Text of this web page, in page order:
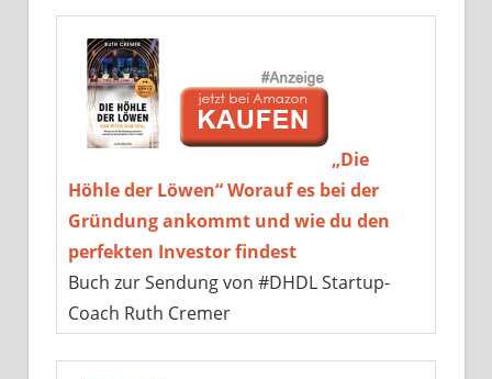
„Die
Höhle der Löwen“ Worauf es bei der
Gründung ankommt und wie du den
perfekten Investor findest
Buch zur Sendung von #DHDL Startup-
Coach Ruth Cremer